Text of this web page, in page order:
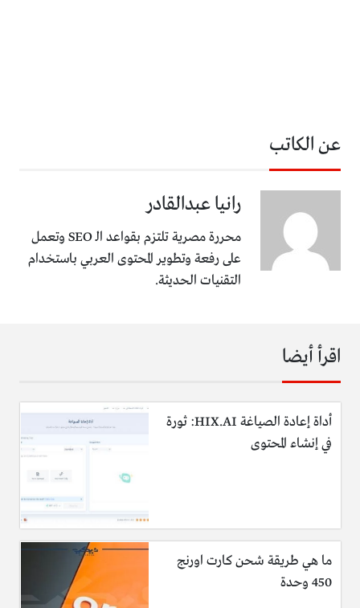
عن الكاتب
رانيا عبدالقادر
محررة مصرية تلتزم بقواعد الـ SEO وتعمل
على رفعة وتطوير المحتوى العربي باستخدام
التقنيات الحديثة.
اقرأ أيضا
أداة إعادة الصياغة HIX.AI: ثورة
في إنشاء المحتوى
ما هي طريقة شحن كارت اورنج
450 وحدة